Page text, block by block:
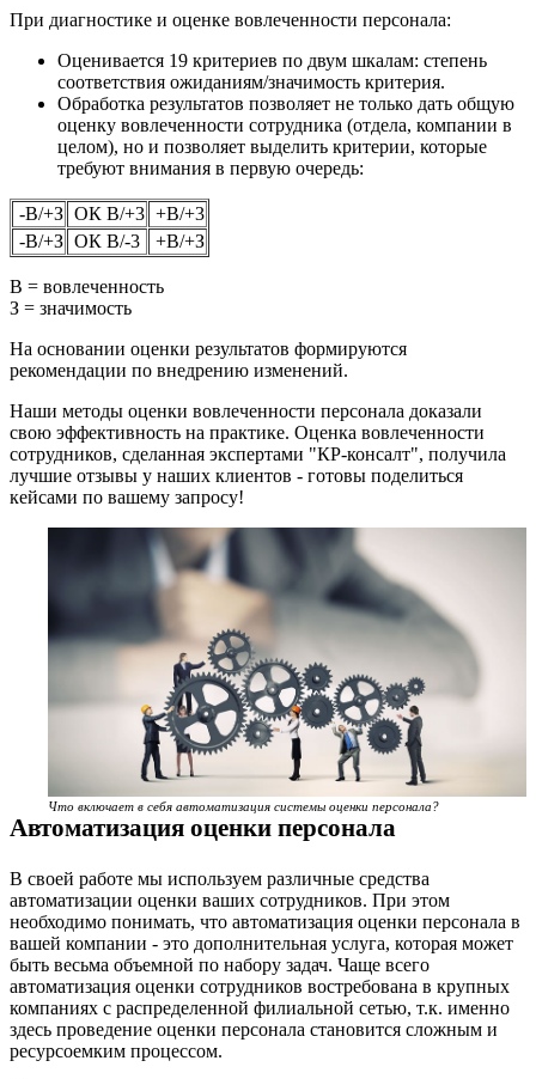
При диагностике и оценке вовлеченности персонала:
Оценивается 19 критериев по двум шкалам: степень
соответствия ожиданиям/значимость критерия.
Обработка результатов позволяет не только дать общую
оценку вовлеченности сотрудника (отдела, компании в
целом), но и позволяет выделить критерии, которые
требуют внимания в первую очередь:
-B/+З ОК B/+3 +B/+3
-B/+З ОК B/-3 +В/+З
В = вовлеченность
З = значимость
На основании оценки результатов формируются
рекомендации по внедрению изменений.
Наши методы оценки вовлеченности персонала доказали
свою эффективность на практике. Оценка вовлеченности
сотрудников, сделанная экспертами "КР-консалт", получила
лучшие отзывы у наших клиентов - готовы поделиться
кейсами по вашему запросу!
Что включает в себя автоматизация системы оценки персонала?
Автоматизация оценки персонала
В своей работе мы используем различные средства
автоматизации оценки ваших сотрудников. При этом
необходимо понимать, что автоматизация оценки персонала в
вашей компании - это дополнительная услуга, которая может
быть весьма объемной по набору задач. Чаще всего
автоматизация оценки сотрудников востребована в крупных
компаниях с распределенной филиальной сетью, т.к. именно
здесь проведение оценки персонала становится сложным и
ресурсоемким процессом.